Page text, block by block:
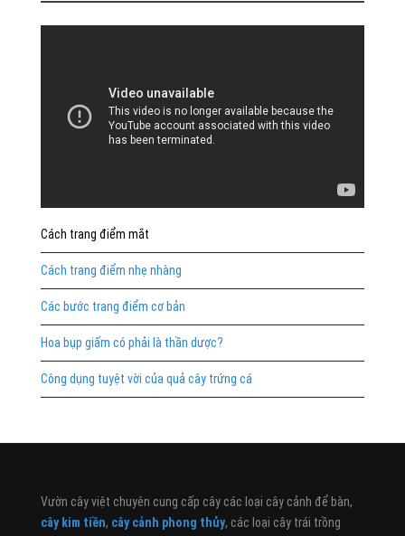
Cách trang điểm mắt
Cách trang điểm nhẹ nhàng
Các bước trang điểm cơ bản
Hoa bụp giấm có phải là thần dược?
Công dụng tuyệt vời của quả cây trứng cá
Vườn cây việt chuyên cung cấp cây các loại cây cảnh để bàn,
cây kim tiền, cây cảnh phong thủy, các loại cây trái trồng